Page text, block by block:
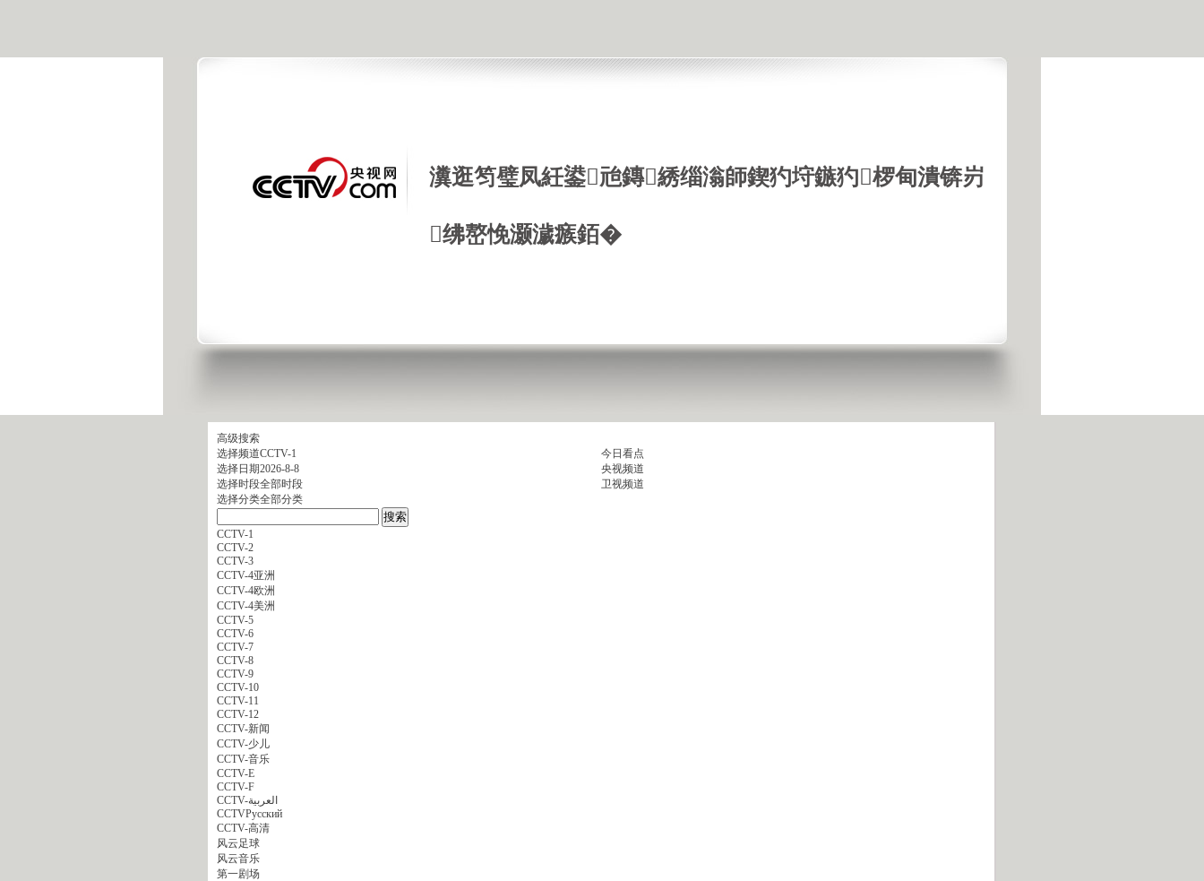
瀵逛笉璧凤紝鍙兘鏄綉缁滃師鍥犳垨鏃犳椤甸潰锛岃
绋嶅悗灏濊瘯銆�
高级搜索
选择频道CCTV-1
选择日期2026-8-8
选择时段全部时段
选择分类全部分类
CCTV-1
CCTV-2
CCTV-3
CCTV-4亚洲
CCTV-4欧洲
CCTV-4美洲
CCTV-5
CCTV-6
CCTV-7
CCTV-8
CCTV-9
CCTV-10
CCTV-11
CCTV-12
CCTV-新闻
CCTV-少儿
CCTV-音乐
CCTV-E
CCTV-F
CCTV-العربية
CCTVPусский
CCTV-高清
风云足球
风云音乐
第一剧场
今日看点
央视频道
卫视频道